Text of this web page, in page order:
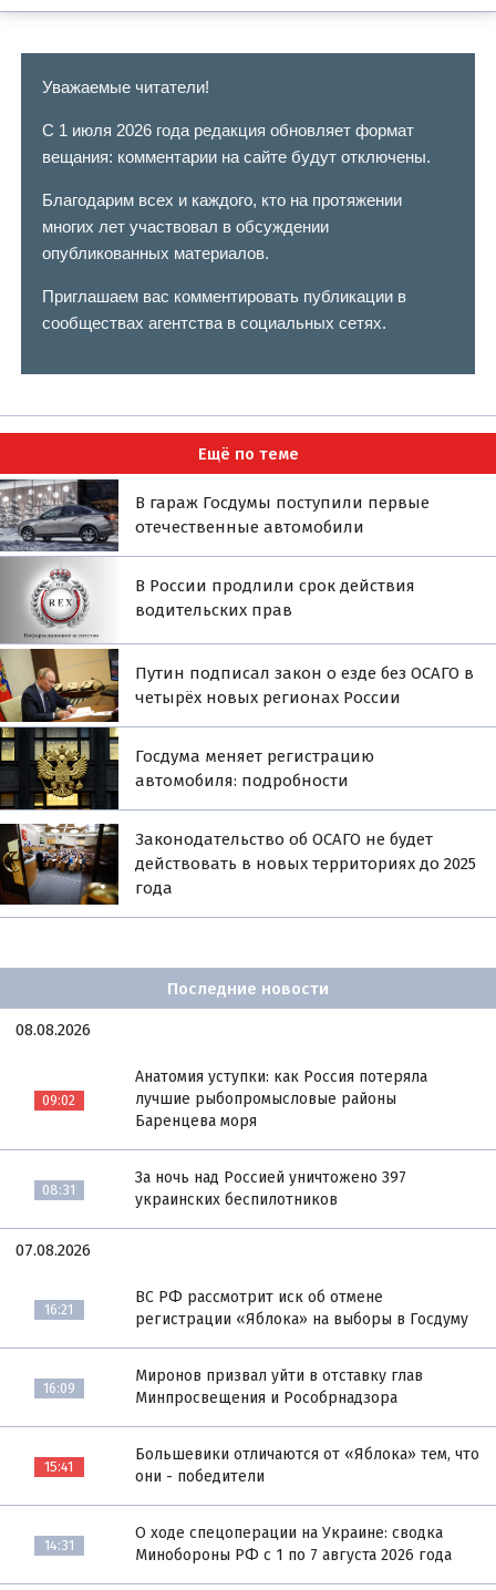
Уважаемые читатели!
С 1 июля 2026 года редакция обновляет формат
вещания: комментарии на сайте будут отключены.
Благодарим всех и каждого, кто на протяжении
многих лет участвовал в обсуждении
опубликованных материалов.
Приглашаем вас комментировать публикации в
сообществах агентства в социальных сетях.
Ещё по теме
В гараж Госдумы поступили первые
отечественные автомобили
В России продлили срок действия
водительских прав
Путин подписал закон о езде без ОСАГО в
четырёх новых регионах России
Госдума меняет регистрацию
автомобиля: подробности
Законодательство об ОСАГО не будет
действовать в новых территориях до 2025
года
Последние новости
08.08.2026
09:02
Анатомия уступки: как Россия потеряла
лучшие рыбопромысловые районы
Баренцева моря
08:31
За ночь над Россией уничтожено 397
украинских беспилотников
07.08.2026
16:21
ВС РФ рассмотрит иск об отмене
регистрации «Яблока» на выборы в Госдуму
16:09
Миронов призвал уйти в отставку глав
Минпросвещения и Рособрнадзора
15:41
Большевики отличаются от «Яблока» тем, что
они - победители
14:31
О ходе спецоперации на Украине: сводка
Минобороны РФ с 1 по 7 августа 2026 года